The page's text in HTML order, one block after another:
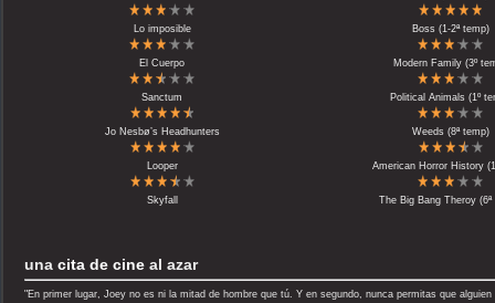
Lo imposible
El Cuerpo
Sanctum
Jo Nesbø’s Headhunters
Looper
Skyfall
Boss (1-2ª temp)
Modern Family (3º
Political Animals (1º
Weeds (8ª temp)
American Horror History
The Big Bang Theroy (6ª
una cita de cineal azar
"En primer lugar, Joey no es ni la mitad de hombre que tú. Y en segundo, nunca permitas que